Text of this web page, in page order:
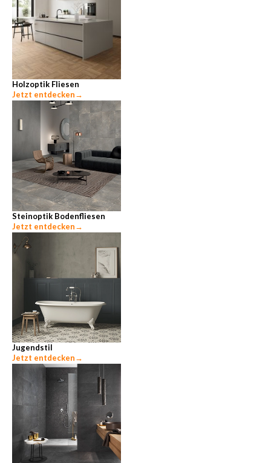
Holzoptik Fliesen
Jetzt entdecken→
Steinoptik Bodenfliesen
Jetzt entdecken→
Jugendstil
Jetzt entdecken→